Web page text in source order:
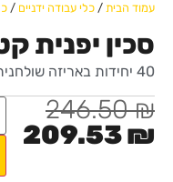
עמוד הבית / כלי עבודה ידניים /
סכין יפנית
40 יחידות באריזה שולחניתn9 מ"מ
246.50₪
209.53₪